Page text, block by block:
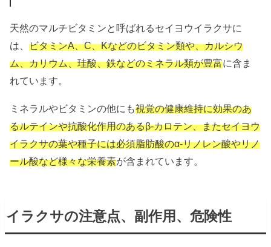
天然のマルチビタミンと呼ばれるセイヨウイラクサに
は、ビタミンA、C、Kなどのビタミン類や、カルシウ
ム、カリウム、珪酸、鉄などのミネラル類が豊富に含ま
れています。
ミネラルやビタミンの他にも視覚の健康維持に効果のあ
るルテインや抗酸化作用のあるβ-カロテン、またセイヨウ
イラクサの葉や種子には必須脂肪酸のα-リノレン酸やリノ
ール酸など様々な栄養素が含まれています。
イラクサの注意点、副作用、危険性